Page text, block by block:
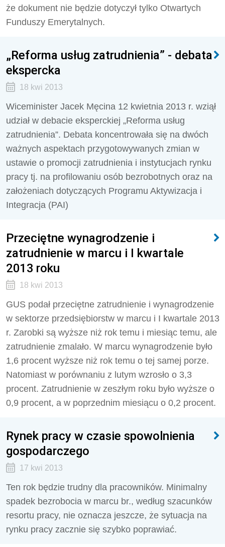
że dokument nie będzie dotyczył tylko Otwartych
Funduszy Emerytalnych.
„Reforma usług zatrudnienia” - debata
ekspercka
18 kwi 2013
Wiceminister Jacek Męcina 12 kwietnia 2013 r. wziął
udział w debacie eksperckiej „Reforma usług
zatrudnienia”. Debata koncentrowała się na dwóch
ważnych aspektach przygotowywanych zmian w
ustawie o promocji zatrudnienia i instytucjach rynku
pracy tj. na profilowaniu osób bezrobotnych oraz na
założeniach dotyczących Programu Aktywizacja i
Integracja (PAI)
Przeciętne wynagrodzenie i
zatrudnienie w marcu i I kwartale
2013 roku
18 kwi 2013
GUS podał przeciętne zatrudnienie i wynagrodzenie
w sektorze przedsiębiorstw w marcu i I kwartale 2013
r. Zarobki są wyższe niż rok temu i miesiąc temu, ale
zatrudnienie zmalało. W marcu wynagrodzenie było
1,6 procent wyższe niż rok temu o tej samej porze.
Natomiast w porównaniu z lutym wzrosło o 3,3
procent. Zatrudnienie w zeszłym roku było wyższe o
0,9 procent, a w poprzednim miesiącu o 0,2 procent.
Rynek pracy w czasie spowolnienia
gospodarczego
17 kwi 2013
Ten rok będzie trudny dla pracowników. Minimalny
spadek bezrobocia w marcu br., według szacunków
resortu pracy, nie oznacza jeszcze, że sytuacja na
rynku pracy zacznie się szybko poprawiać.